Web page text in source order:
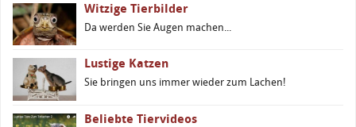
Witzige Tierbilder
Da werden Sie Augen machen...
Lustige Katzen
Sie bringen uns immer wieder zum Lachen!
Beliebte Tiervideos